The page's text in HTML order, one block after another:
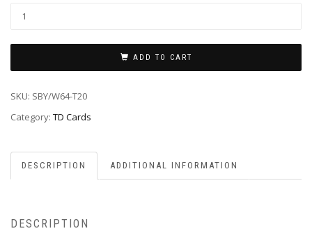
ADD TO CART
SKU: SBY/W64-T20
Category: TD Cards
DESCRIPTION ADDITIONAL INFORMATION
DESCRIPTION